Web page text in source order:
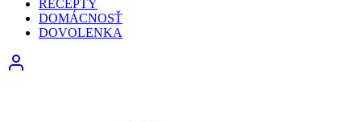
RECEPTY
DOMÁCNOSŤ
DOVOLENKA